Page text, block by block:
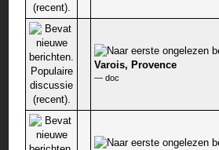
Varois, Provence
—doc
0 stem - 0 van 5 gemiddeld